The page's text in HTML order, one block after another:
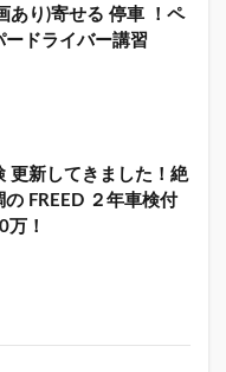
あり)寄せる 停車 ！ペ
ードライバー講習
更新してきました！絶
の FREED ２年車検付
万！